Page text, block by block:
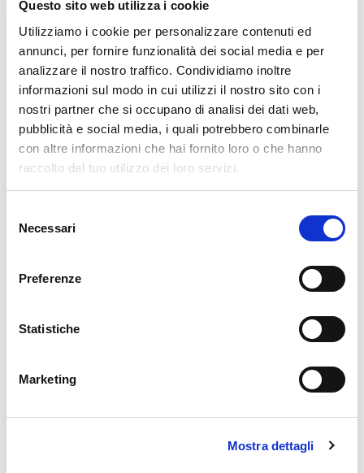
Questo sito web utilizza i cookie
Utilizziamo i cookie per personalizzare contenuti ed
annunci, per fornire funzionalità dei social media e per
analizzare il nostro traffico. Condividiamo inoltre
informazioni sul modo in cui utilizzi il nostro sito con i
nostri partner che si occupano di analisi dei dati web,
pubblicità e social media, i quali potrebbero combinarle
con altre informazioni che hai fornito loro o che hanno
raccolto dal tuo utilizzo dei loro servizi.
delNecessari
Preferenze
Statistiche
Marketing
Mostra dettagli
piccoli eventi privati nel giardino
🧭 Come arrivare
🚗 In auto: da Sondrio (10 min) tramite SS38, poi
salita verso il centro storico
🚶‍♂️ A piedi: via Pizzo Scalino, nel centro storico,
(SO)
ℹ️ Info utili